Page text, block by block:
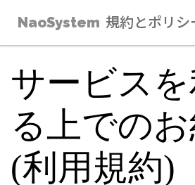
NaoSystem 規約とポリシ
サービス
る上での
(利用規約)